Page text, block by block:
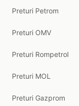
Preturi Petrom
Preturi OMV
Preturi Rompetrol
Preturi MOL
Preturi Gazprom